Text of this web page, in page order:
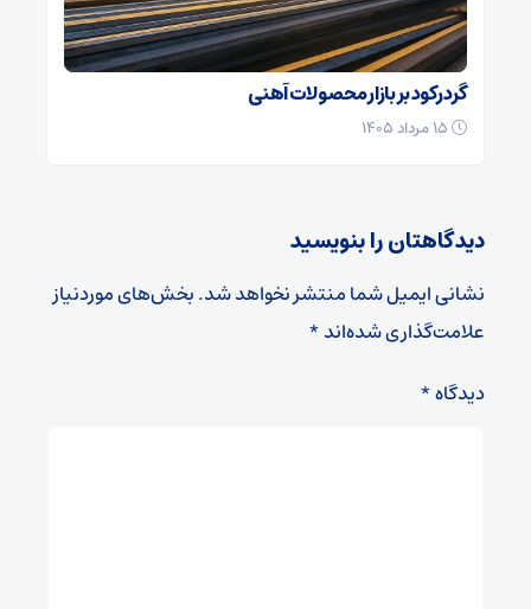
گرد رکود بر بازار محصولات آهنی
دیدگاهتان را بنویسید
نشانی ایمیل شما منتشر نخواهد شد.بخش‌های موردنیاز
علامت‌گذاری شده‌اند*
دیدگاه*